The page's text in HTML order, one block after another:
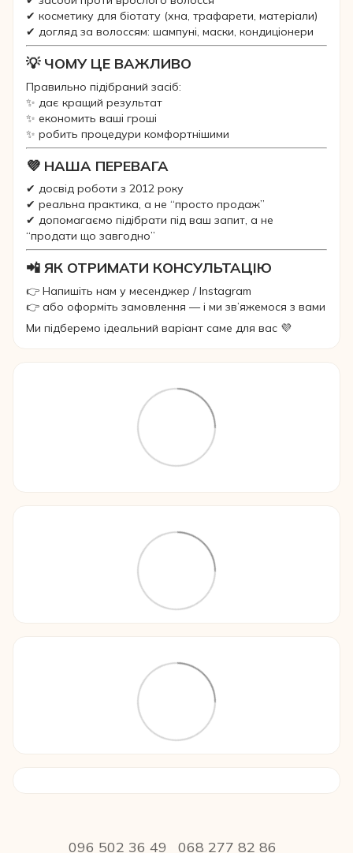
✔ косметику для біотату (хна, трафарети, матеріали)
✔ догляд за волоссям: шампуні, маски, кондиціонери
💡 ЧОМУ ЦЕ ВАЖЛИВО
Правильно підібраний засіб:
✨ дає кращий результат
✨ економить ваші гроші
✨ робить процедури комфортнішими
💜 НАША ПЕРЕВАГА
✔ досвід роботи з 2012 року
✔ реальна практика, а не “просто продаж”
✔ допомагаємо підібрати під ваш запит, а не
“продати що завгодно”
📲 ЯК ОТРИМАТИ КОНСУЛЬТАЦІЮ
👉 Напишіть нам у месенджер / Instagram
👉 або оформіть замовлення — і ми зв’яжемося з вами
Ми підберемо ідеальний варіант саме для вас 💜
096 502 36 49 068 277 82 86